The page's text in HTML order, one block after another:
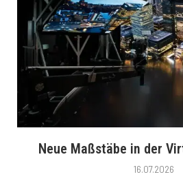
Neue Maßstäbe in der
16.07.2026